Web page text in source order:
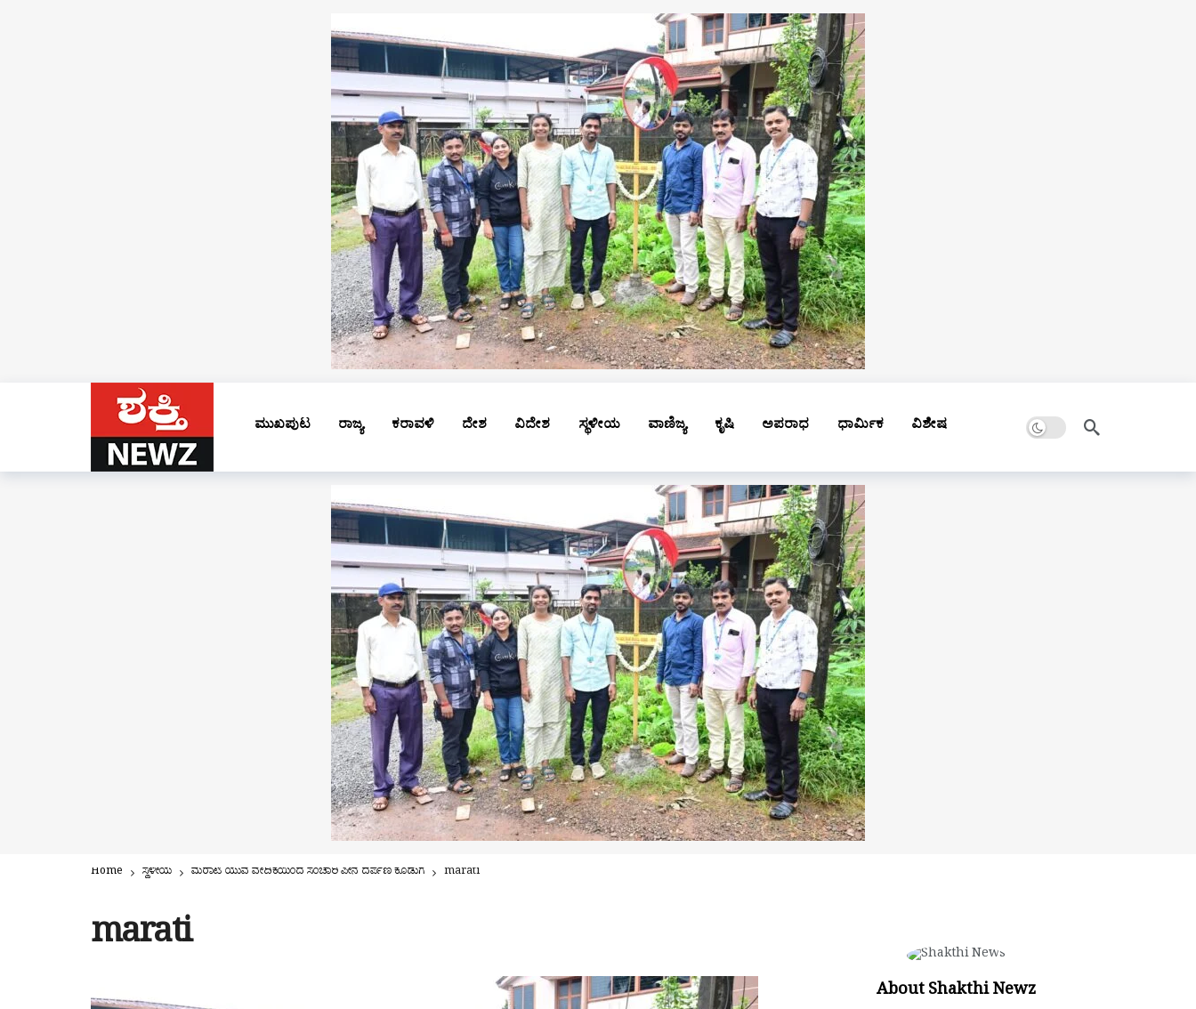
ಮುಖಪುಟ ರಾಜ್ಯ ಕರಾವಳಿ ದೇಶ ವಿದೇಶ ಸ್ಥಳೀಯ ವಾಣಿಜ್ಯ ಕೃಷಿ ಅಪರಾಧ ಧಾರ್ಮಿಕ ವಿಶೇಷ Dark mode
Home ಸ್ಥಳೀಯ ಮರಾಟಿ ಯುವ ವೇದಿಕೆಯಿಂದ ಸಂಚಾರಿ ಪೀನ ದರ್ಪಣ ಕೊಡುಗೆ marati
marati
About Shakthi Newz